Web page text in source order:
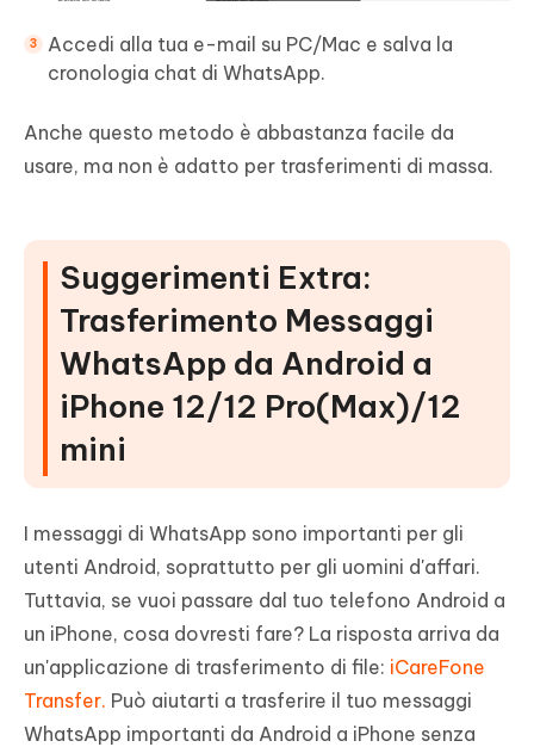
Accedi alla tua e-mail su PC/Mac e salva la
cronologia chat di WhatsApp.
Anche questo metodo è abbastanza facile da
usare, ma non è adatto per trasferimenti di massa.
Suggerimenti Extra:
Trasferimento Messaggi
WhatsApp da Android a
iPhone 12/12 Pro(Max)/12
mini
I messaggi di WhatsApp sono importanti per gli
utenti Android, soprattutto per gli uomini d'affari.
Tuttavia, se vuoi passare dal tuo telefono Android a
un iPhone, cosa dovresti fare? La risposta arriva da
un'applicazione di trasferimento di file: iCareFone
Transfer. Può aiutarti a trasferire il tuo messaggi
WhatsApp importanti da Android a iPhone senza